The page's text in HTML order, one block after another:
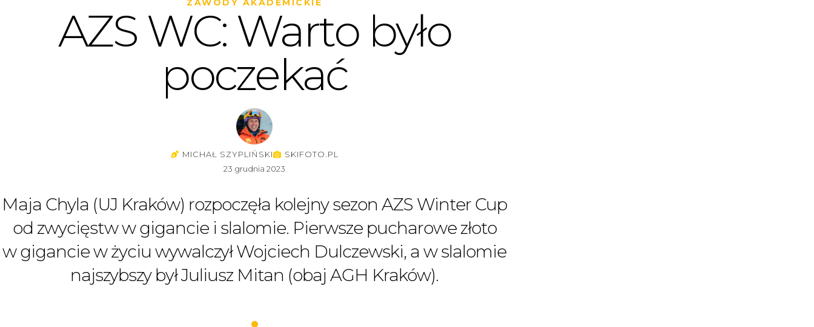
ZAWODY AKADEMICKIE
AZS WC: Warto było
poczekać
MICHAŁ SZYPLIŃSKI
SKIFOTO.PL
23 grudnia 2023
Maja Chyla (UJ Kraków) rozpoczęła kolejny sezon AZS Winter Cup
od zwycięstw w gigancie i slalomie. Pierwsze pucharowe złoto
w gigancie w życiu wywalczył Wojciech Dulczewski, a w slalomie
najszybszy był Juliusz Mitan (obaj AGH Kraków).